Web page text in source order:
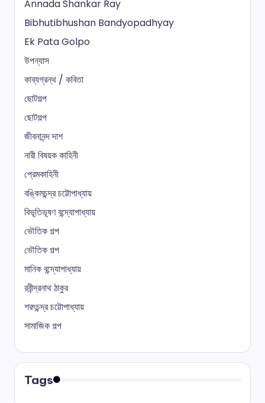
Annada Shankar Ray
Bibhutibhushan Bandyopadhyay
Ek Pata Golpo
উপন্যাস
কাব্যগ্রন্থ / কবিতা
ছোটগল্প
ছোটগল্প
জীবনানন্দ দাশ
নারী বিষয়ক কাহিনী
প্রেমকাহিনী
বঙ্কিমচন্দ্র চট্টোপাধ্যায়
বিভূতিভূষণ বন্দ্যোপাধ্যায়
ভৌতিক গল্প
ভৌতিক গল্প
মানিক বন্দ্যোপাধ্যায়
রবীন্দ্রনাথ ঠাকুর
শরৎচন্দ্র চট্টোপাধ্যায়
সামাজিক গল্প
Tags